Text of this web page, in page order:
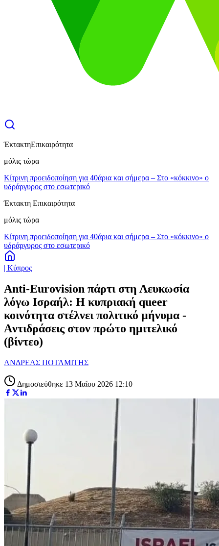
ΈκτακτηΕπικαιρότητα
μόλις τώρα
Κίτρινη προειδοποίηση για 40άρια και σήμερα – Στο «κόκκινο» ο
υδράργυρος στο εσωτερικό
Έκτακτη Επικαιρότητα
μόλις τώρα
Κίτρινη προειδοποίηση για 40άρια και σήμερα – Στο «κόκκινο» ο
υδράργυρος στο εσωτερικό
| Κύπρος
Anti-Eurovision πάρτι στη Λευκωσία
λόγω Ισραήλ: Η κυπριακή queer
κοινότητα στέλνει πολιτικό μήνυμα -
Aντιδράσεις στον πρώτο ημιτελικό
(βίντεο)
ΑΝΔΡΕΑΣ ΠΟΤΑΜΙΤΗΣ
Δημοσιεύθηκε 13 Μαΐου 2026 12:10